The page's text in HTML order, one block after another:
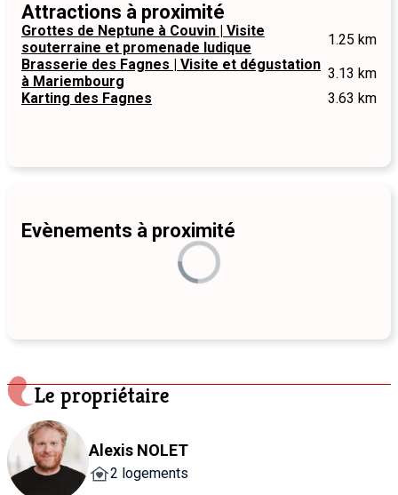
Attractions à proximité
Grottes de Neptune à Couvin | Visite
souterraine et promenade ludique
1.25 km
Brasserie des Fagnes | Visite et dégustation
à Mariembourg
3.13 km
Karting des Fagnes
3.63 km
Evènements à proximité
Le propriétaire
Alexis NOLET
2 logements